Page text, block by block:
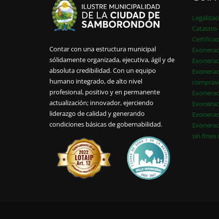
Contar con una estructura municipal
sólidamente organizada, ejecutiva, ágil y de
absoluta credibilidad. Con un equipo
humano integrado, de alto nivel
profesional, positivo y en permanente
actualización; innovador, ejerciendo
liderazgo de calidad y generando
condiciones básicas de gobernabilidad.
Catastro
sin fines